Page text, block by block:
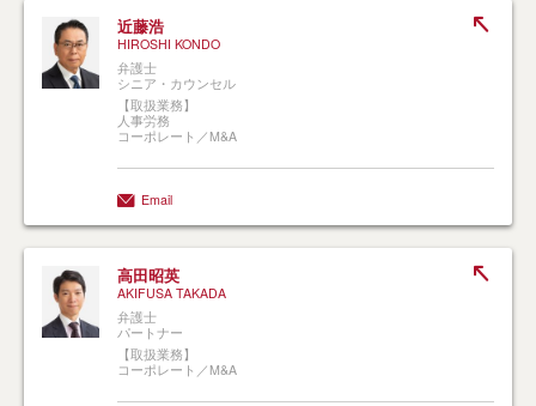
近藤浩
HIROSHI KONDO
弁護士
シニア・カウンセル
【取扱業務】
人事労務
コーポレート／M&A
Email
高田昭英
AKIFUSA TAKADA
弁護士
パートナー
【取扱業務】
コーポレート／M&A